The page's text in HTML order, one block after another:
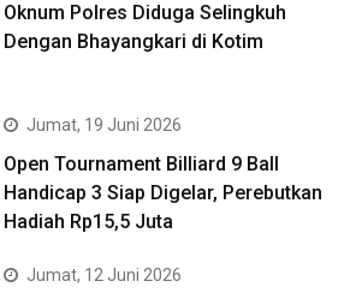
Oknum Polres Diduga Selingkuh
Dengan Bhayangkari di Kotim
Jumat, 19 Juni 2026
Open Tournament Billiard 9 Ball
Handicap 3 Siap Digelar, Perebutkan
Hadiah Rp15,5 Juta
Jumat, 12 Juni 2026